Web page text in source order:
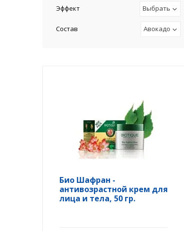
Эффект Выбрать
Состав Авокадо
Био Шафран -
антивозрастной крем для
лица и тела, 50 гр.